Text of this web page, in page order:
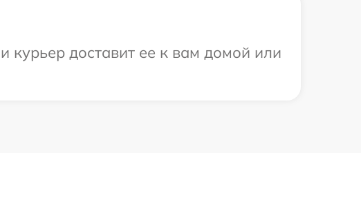
курьер доставит ее к вам домой или